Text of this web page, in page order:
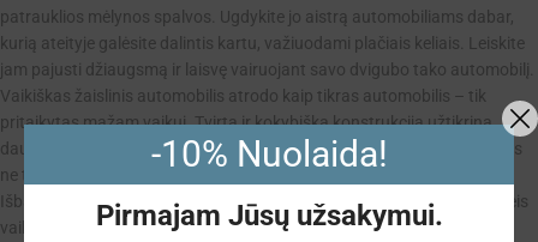
patrauklios mėlynos spalvos. Ugdykite jo aistrą automobiliams dabar,
kurią ateityje galėsite dalintis kartu, važiuodami plačiais keliais. Leiskite
jam pajusti džiaugsmą ir laisvę vairuojant savo dvigubo tako automobilį.
Vaikiškas žaislinis automobilis atrodo kaip tikras automobilis – tik
pritaikytas mažam vaikui. Tvirta ir kokybiška konstrukcija užtikrina
daugelį metų nuolatinio žaidimo džiaugsmo. Modernus dizainas patiks
ne tik jauniausiems automobilių žaislų mylėtojams, bet ir jų tėvams.
Išbaigtas interjeras ir detalės, imituojančios tikras automobilio dalis, leis
vaikui jaustis kaip tikrame automobilyje – kuris, žinoma, gali pats
-10% Nuolaida!
Pirmajam Jūsų užsakymui.